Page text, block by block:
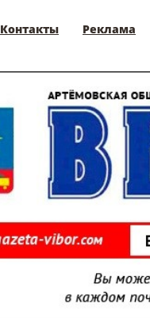
Контакты Реклама